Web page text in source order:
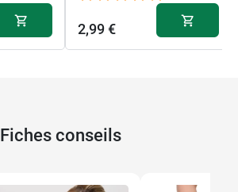
2,99 €
Fiches conseils